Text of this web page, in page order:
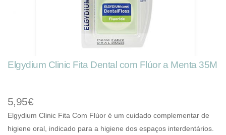
Elgydium Clinic Fita Dental com Flúor a Menta 35M
5,95€
Elgydium Clinic Fita Com Flúor é um cuidado complementar de
higiene oral, indicado para a higiene dos espaços interdentários.